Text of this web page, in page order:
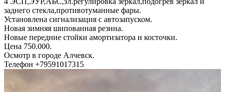
заднего стекла,противотуманные фары.
Установлена сигнализация с автозапуском.
Новая зимняя шипованная резина.
Новые передние стойки амортизатора и косточки.
Цена 750.000.
Осмотр в городе Алчевск.
Телефон +79591017315